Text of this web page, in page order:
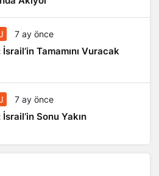
7 ay önce
Tamamını Vuracak
7 ay önce
Sonu Yakın